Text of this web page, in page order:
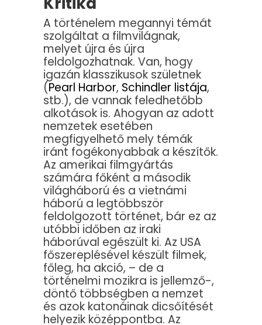
A történelem megannyi témát
szolgáltat a filmvilágnak,
melyet újra és újra
feldolgozhatnak. Van, hogy
igazán klasszikusok születnek
(Pearl Harbor, Schindler listája,
stb.), de vannak feledhetőbb
alkotások is. Ahogyan az adott
nemzetek esetében
megfigyelhető mely témák
iránt fogékonyabbak a készítők.
Az amerikai filmgyártás
számára főként a második
világháború és a vietnámi
háború a legtöbbször
feldolgozott történet, bár ez az
utóbbi időben az iraki
háborúval egészült ki. Az USA
főszereplésével készült filmek,
főleg, ha akció, – de a
történelmi mozikra is jellemző-,
döntő többségben a nemzet
és azok katonáinak dicsőítését
helyezik középpontba. Az